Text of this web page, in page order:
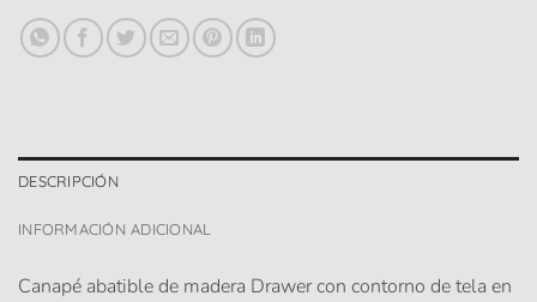
DESCRIPCIÓN
INFORMACIÓN ADICIONAL
Canapé abatible de madera Drawer con contorno de tela en